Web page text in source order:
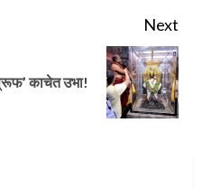
Next
काचेत उभा!